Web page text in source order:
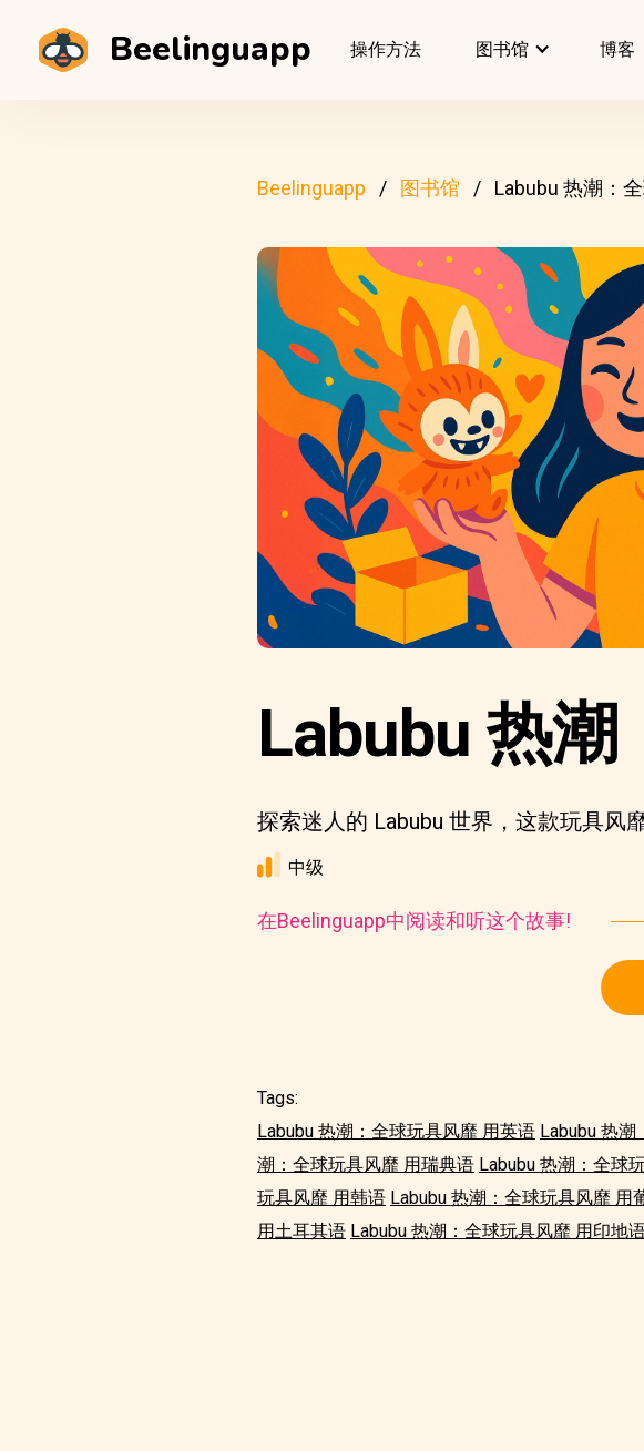
Beelinguapp 操作方法 图书馆 博客
Beelinguapp 图书馆 Labubu 热潮：
Labubu 热
探索迷人的 Labubu 世界，这款玩具风
中级
在Beelinguapp中阅读和听这个故事!
Tags:
Labubu 热潮：全球玩具风靡 用英语 Labubu 热
潮：全球玩具风靡 用瑞典语 Labubu 热潮：全球
玩具风靡 用韩语 Labubu 热潮：全球玩具风靡 用
用土耳其语 Labubu 热潮：全球玩具风靡 用印地